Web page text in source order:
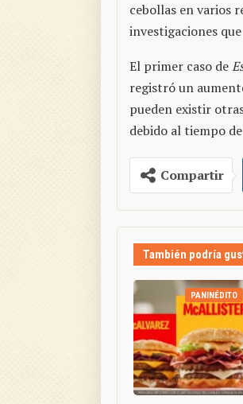
cebollas en varios
investigaciones
El primer caso de
registró un
pueden existir
debido al tiempo
Compartir
También podría
PANINÉDITO